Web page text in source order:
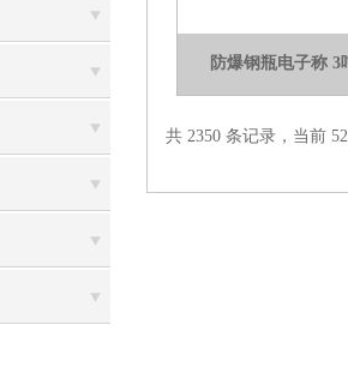
防爆钢瓶电子称
共 2350 条记录，当前